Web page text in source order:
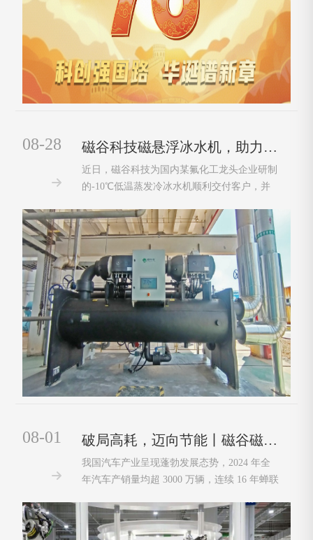
08-28

磁谷科技磁悬浮冰水机，助力氟化工行业节能降耗！
近日，磁谷科技为国内某氟化工龙头企业研制
的-10℃低温蒸发冷冰水机顺利交付客户，并
的螺杆式冰水机，综合节能率40%以上，为客
户生产降本和节能减碳带来显著的帮助。氟化
工行业是以萤石（主要成分为氟化钙）为起
点，···
08-01

破局高耗，迈向节能丨磁谷磁悬浮鼓风机引领汽车废水治理新变革！
我国汽车产业呈现蓬勃发展态势，2024 年全
年汽车产销量均超 3000 万辆，连续 16 年蝉联
车生产带来的环境污染隐患，同样也不容忽
视。汽车生产的多个关键环节都会产生大量污